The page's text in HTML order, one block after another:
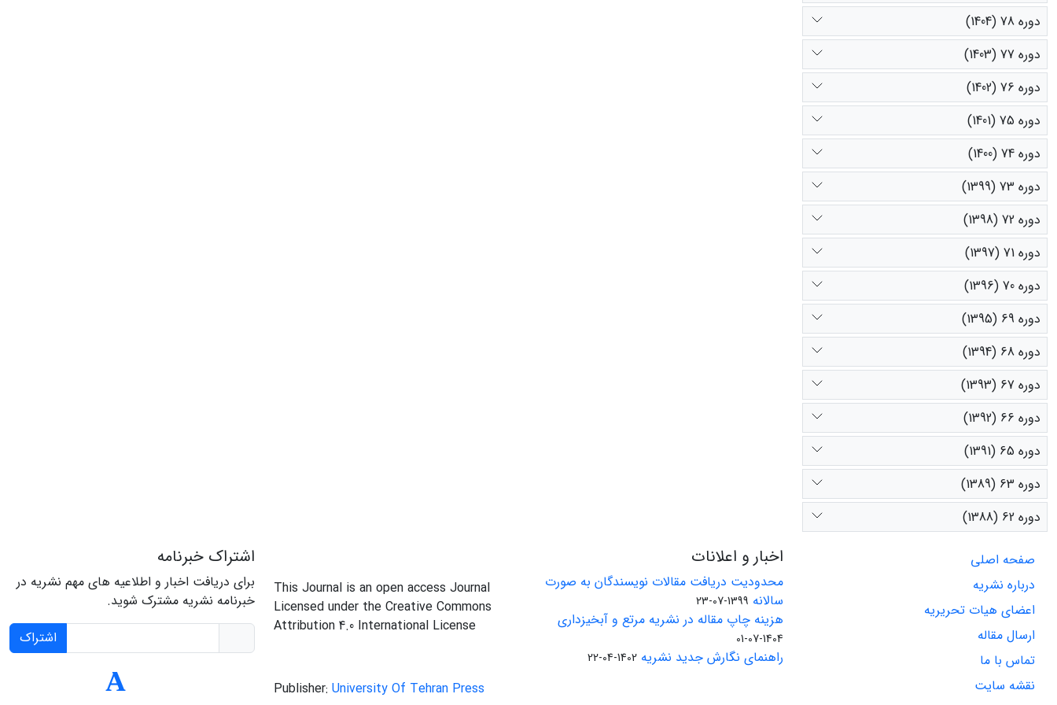
دوره 78 (1404)
دوره 77 (1403)
دوره 76 (1402)
دوره 75 (1401)
دوره 74 (1400)
دوره 73 (1399)
دوره 72 (1398)
دوره 71 (1397)
دوره 70 (1396)
دوره 69 (1395)
دوره 68 (1394)
دوره 67 (1393)
دوره 66 (1392)
دوره 65 (1391)
دوره 63 (1389)
دوره 62 (1388)
صفحه اصلی
درباره نشریه
اعضای هیات تحریریه
ارسال مقاله
تماس با ما
نقشه سایت
اخبار و اعلانات
محدودیت دریافت مقالات نویسندگان به صورت
سالانه 1399-07-23
هزینه چاپ مقاله در نشریه مرتع و آبخیزداری
1404-07-01
راهنمای نگارش جدید نشریه 1402-04-22
This Journal is an open access Journal
Licensed under the Creative Commons
Attribution 4.0 International License
Publisher: University Of Tehran Press
اشتراک خبرنامه
برای دریافت اخبار و اطلاعیه های مهم نشریه در
خبرنامه نشریه مشترک شوید.
اشتراک